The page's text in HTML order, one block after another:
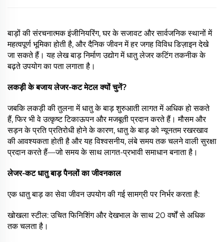
बाड़ों की संरचनात्मक इंजीनियरिंग, घर के सजावट और सार्वजनिक स्थानों में
महत्वपूर्ण भूमिका होती है, और दैनिक जीवन में हर जगह विविध डिज़ाइन देखे
जा सकते हैं। यह लेख बाड़ निर्माण उद्योग में धातु लेजर कटिंग तकनीक के
बढ़ते उपयोग का पता लगाता है।
लकड़ी के बजाय लेजर-कट मेटल क्यों चुनें?
जबकि लकड़ी की तुलना में धातु के बाड़ शुरुआती लागत में अधिक हो सकते
हैं, फिर भी वे उत्कृष्ट टिकाऊपन और मजबूती प्रदान करते हैं। मौसम और
सड़न के प्रति प्रतिरोधी होने के कारण, धातु के बाड़ को न्यूनतम रखरखाव
की आवश्यकता होती है और यह विश्वसनीय, लंबे समय तक चलने वाली सुरक्षा
प्रदान करते हैं—जो समय के साथ लागत-प्रभावी समाधान बनाता है।
लेजर-कट धातु बाड़ पैनलों का जीवनकाल
एक धातु बाड़ का सेवा जीवन उपयोग की गई सामग्री पर निर्भर करता है:
खोखला स्टील: उचित फिनिशिंग और देखभाल के साथ 20 वर्षों से अधिक
तक चलता है।